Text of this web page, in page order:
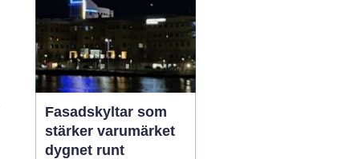
hu...
Fasadskyltar som
stärker varumärket
dygnet runt